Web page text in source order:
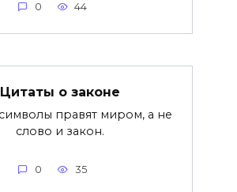
0 44
Цитаты о законе
правят миром, а не
слово и закон.
0 35